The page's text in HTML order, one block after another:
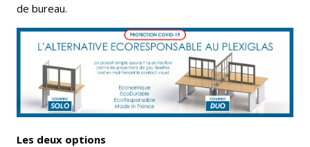
de bureau.
Les deux options